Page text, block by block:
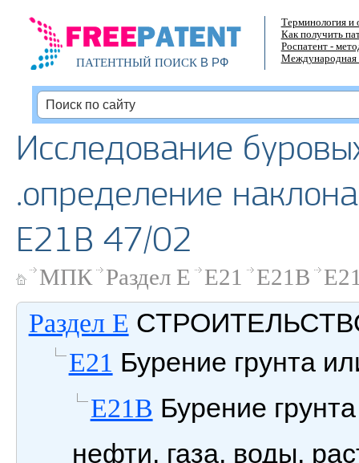
ПАТЕНТНЫЙ ПОИСКВ РФ
Терминология и
Как получить
Роспатент -
Международная
Исследование
.определение
E21B 47/02
МПК Раздел E E21 E21B
Раздел E
E21 Бурение грунта
E21B Бурение
нефти, газа, воды,